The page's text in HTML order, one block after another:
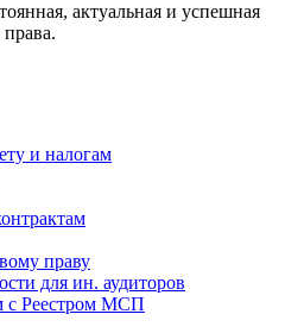
актуальная и успешная
и налогам
праву
для ин. аудиторов
с Реестром МСП